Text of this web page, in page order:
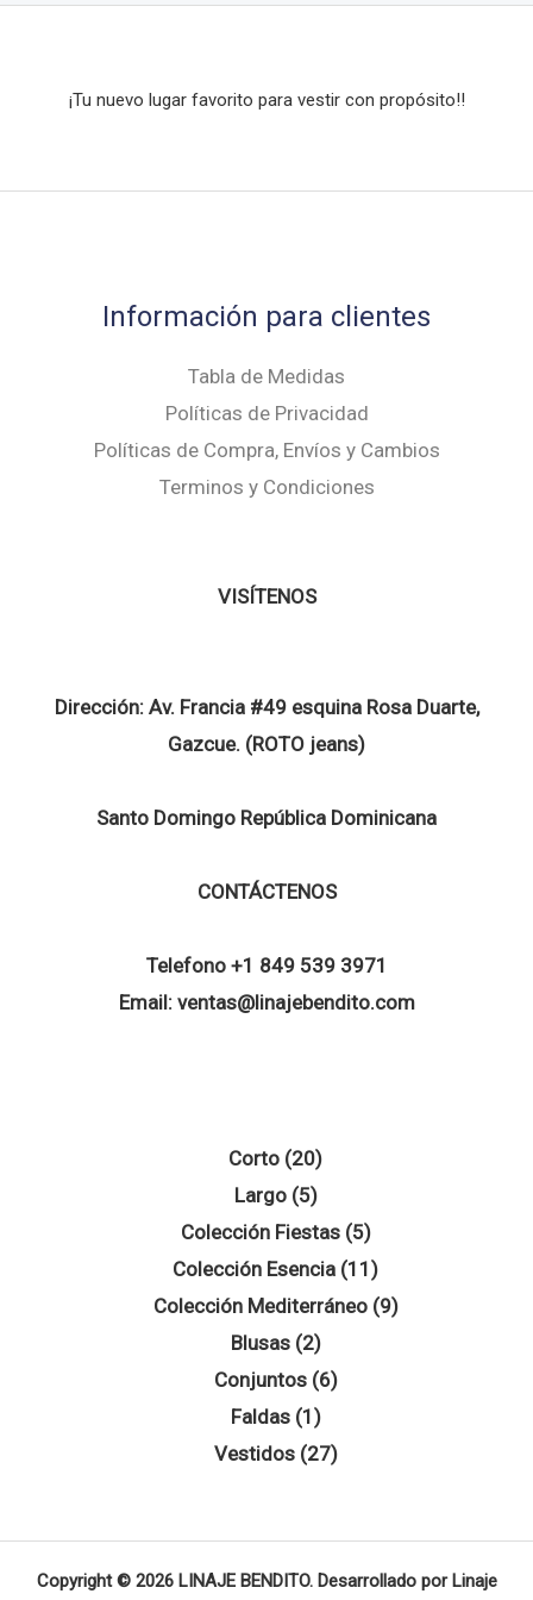
elegir
¡Tu nuevo lugar favorito para vestir con propósito!!
Información para clientes
Tabla de Medidas
Políticas de Privacidad
Políticas de Compra, Envíos y Cambios
Terminos y Condiciones
VISÍTENOS
Dirección:Av. Francia #49 esquina Rosa Duarte,
Gazcue. (ROTO jeans)
Santo Domingo República Dominicana
CONTÁCTENOS
Telefono+1 849 539 3971
Email:ventas@linajebendito.com
Corto 2020
productos
Largo 55
productos
Colección Fiestas 55
productos
Colección Esencia 1111
productos
Colección Mediterráneo 99
Blusas 22
productos
Conjuntos 66
Faldas 11
producto
Vestidos 2727
Copyright © 2026 LINAJE BENDITO. Desarrollado por Linaje